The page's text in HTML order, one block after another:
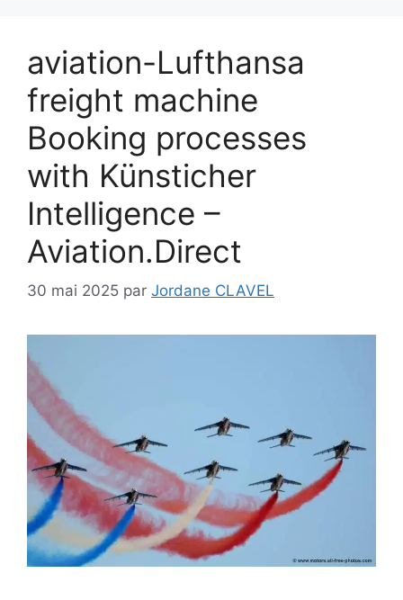
aviation-Lufthansa
freight machine
Booking processes
with Künsticher
Intelligence –
Aviation.Direct
30 mai 2025 par Jordane CLAVEL